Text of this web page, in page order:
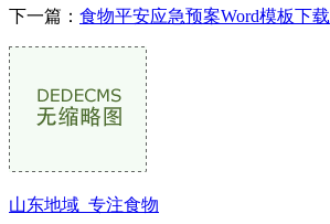
下一篇： 食物平安应急预案Word模板下载
山东地域_专注食物